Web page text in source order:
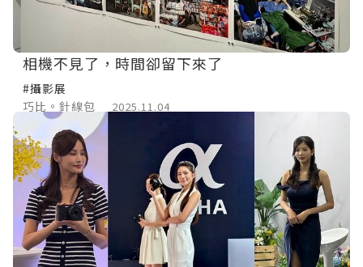
相機不見了，時間卻留下來了
#攝影展
巧比。針線包
2025.11.04